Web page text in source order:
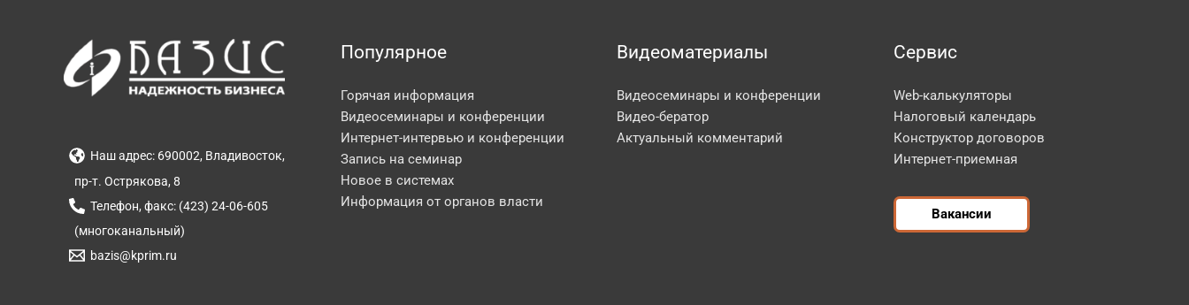
Наш адрес: 690002, Владивосток,
пр-т. Острякова, 8
Телефон, факс: (423) 24-06-605
(многоканальный)
bazis@kprim.ru
Популярное
Горячая информация
Видеосеминары и конференции
Интернет-интервью и конференции
Запись на семинар
Новое в системах
Информация от органов власти
Видеоматериалы
Видеосеминары и конференции
Видео-бератор
Актуальный комментарий
Сервис
Web-калькуляторы
Налоговый календарь
Конструктор договоров
Интернет-приемная
Вакансии